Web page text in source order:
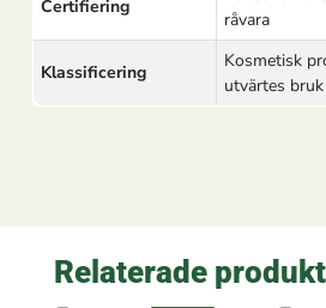
Certifiering
råvara
Klassificering
Kosmetisk
utvärtes bruk
Relaterade